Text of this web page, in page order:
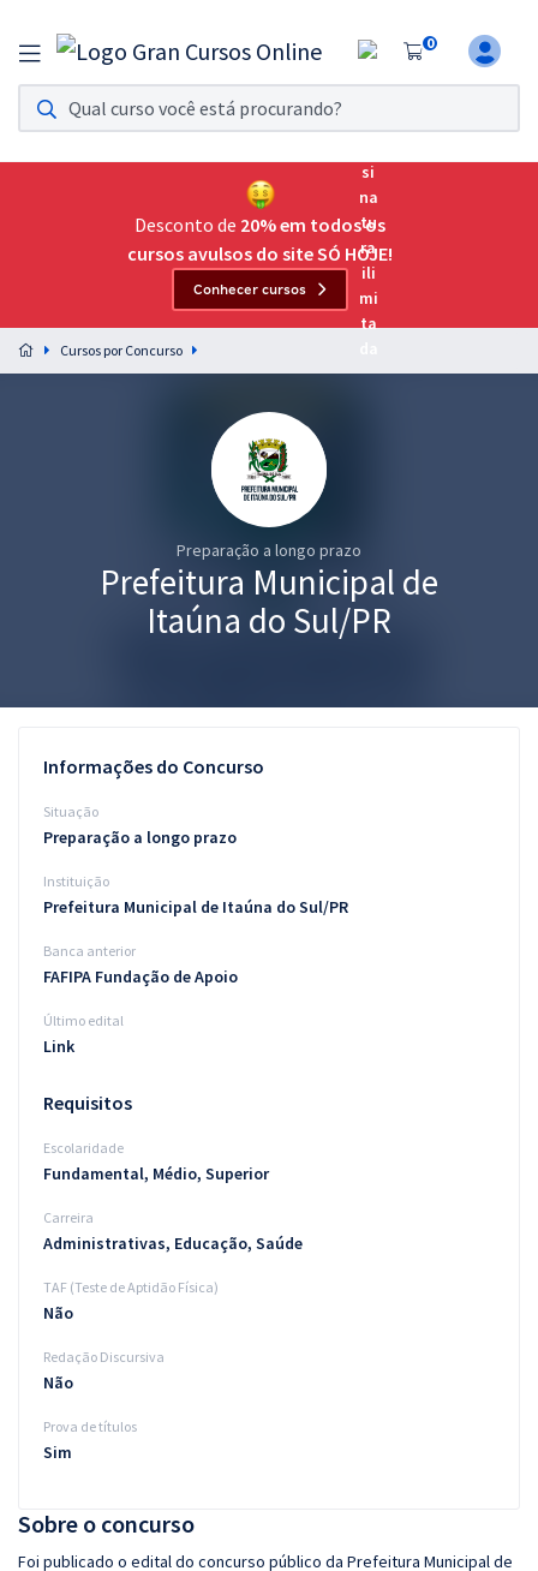
0
Assinatura Ilimitada 11
Acesso a todos os cursos. Teste grátis por 7 dias!
Assinatura OAB Até Passar
Acesso ilimitado a toda preparação para o Exame da
Preparação completa e intensiva para as principais
residências em saúde do Brasil
Conteúdo gratuito
Blog
Desconto de 20% em todos os
cursos avulsos do site SÓ HOJE!
Conhecer cursos
Cursos por Concurso
Preparação a longo prazo
Prefeitura Municipal de
Itaúna do Sul/PR
Sobre o concurso
Foi publicado o edital do concurso público da Prefeitura Municipal de
Informações do Concurso
Situação
Preparação a longo prazo
Instituição
Prefeitura Municipal de Itaúna do Sul/PR
Banca anterior
FAFIPA Fundação de Apoio
Último edital
Link
Requisitos
Escolaridade
Fundamental, Médio, Superior
Carreira
Administrativas, Educação, Saúde
TAF (Teste de Aptidão Física)
Não
Redação Discursiva
Não
Prova de títulos
Sim